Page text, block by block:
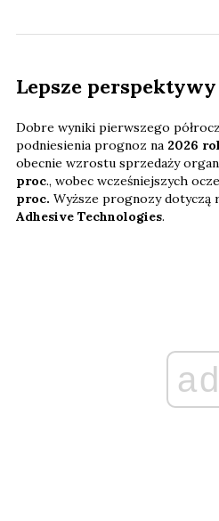
Lepsze
Dobre wyniki pierwszego
podniesienia prognoz na 2026
obecnie wzrostu sprzedaży
proc., wobec wcześniejszych
proc. Wyższe prognozy dotyczą
Adhesive Technologies.
ad